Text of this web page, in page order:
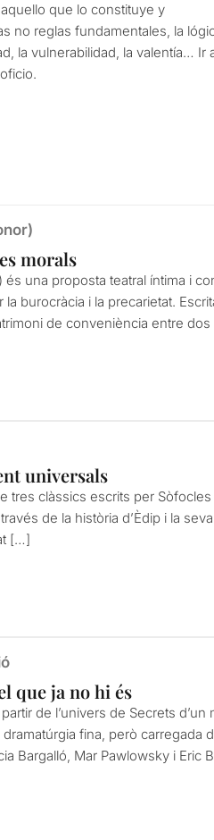
que lo constituye y
no reglas fundamentales, la
la vulnerabilidad, la valentía…
morals
una proposta teatral íntima i
burocràcia i la precarietat.
de conveniència entre
universals
tres clàssics escrits per
de la història d’Èdip i la
[…]
que ja no hi és
de l’univers de Secrets
fina, però carregada
Bargalló, Mar Pawlowsky i Eric